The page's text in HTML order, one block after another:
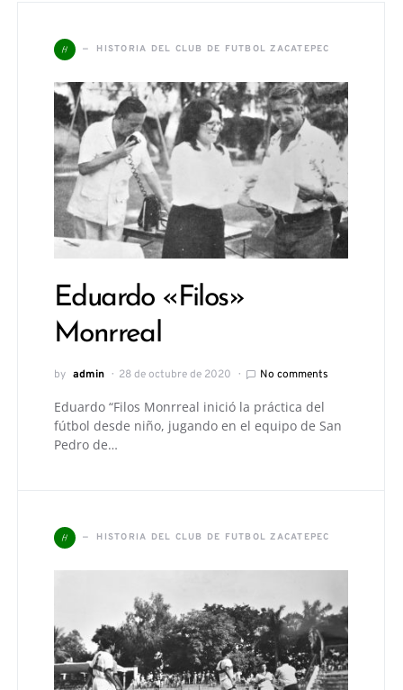
H HISTORIA DEL CLUB DE FUTBOL ZACATEPEC
Eduardo «Filos»
Monrreal
by admin 28 de octubre de 2020 No comments
Eduardo “Filos Monrreal inició la práctica del
fútbol desde niño, jugando en el equipo de San
Pedro de…
H HISTORIA DEL CLUB DE FUTBOL ZACATEPEC